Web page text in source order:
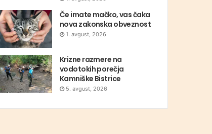
Če imate mačko, vas čaka
nova zakonska obveznost
1. avgust, 2026
Krizne razmere na
vodotokih porečja
Kamniške Bistrice
5. avgust, 2026